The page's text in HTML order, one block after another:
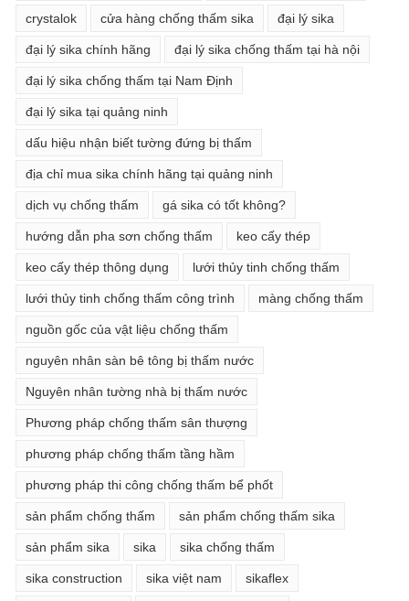
crystalok cửa hàng chống thấm sika đại lý sika
đại lý sika chính hãng đại lý sika chống thấm tại hà nội
đại lý sika chống thấm tại Nam Định
đại lý sika tại quảng ninh
dấu hiệu nhận biết tường đứng bị thấm
địa chỉ mua sika chính hãng tại quảng ninh
dịch vụ chống thấm gá sika có tốt không?
hướng dẫn pha sơn chống thấm keo cấy thép
keo cấy thép thông dụng lưới thủy tinh chống thấm
lưới thủy tinh chống thấm công trình màng chống thấm
nguồn gốc của vật liệu chống thấm
nguyên nhân sàn bê tông bị thấm nước
Nguyên nhân tường nhà bị thấm nước
Phương pháp chống thấm sân thượng
phương pháp chống thấm tầng hầm
phương pháp thi công chống thấm bể phốt
sản phẩm chống thấm sản phẩm chống thấm sika
sản phẩm sika sika sika chống thấm
sika construction sika việt nam sikaflex